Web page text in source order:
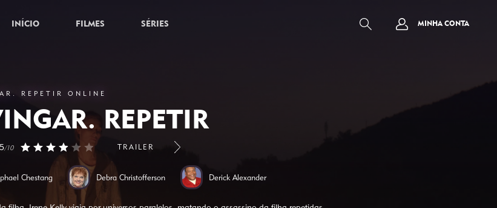
INÍCIO FILMES SÉRIES MINHA CONTA
REPETIR ONLINE
REPETIR
/10 TRAILER
Chestang Debra Christofferson Derick Alexander